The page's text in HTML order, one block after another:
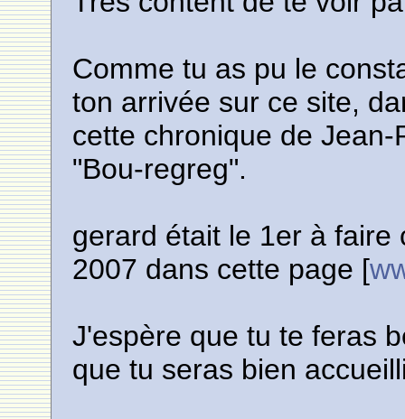
Comme tu as pu le
ton arrivée sur ce site,
cette chronique de
"Bou-regreg".
gerard était le 1er à
2007 dans cette page [
J'espère que tu te feras
que tu seras bien